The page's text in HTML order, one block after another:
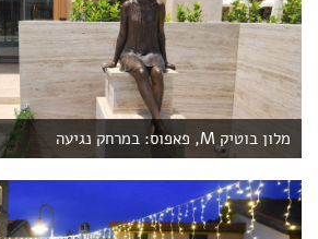
מלון בוטיק M, פאפוס: במרחק נגיעה